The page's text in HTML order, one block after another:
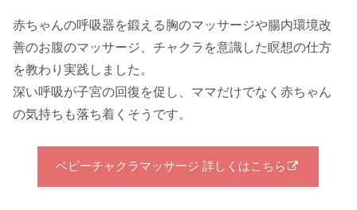
赤ちゃんの呼吸器を鍛える胸のマッサージや腸内環境改
善のお腹のマッサージ、チャクラを意識した瞑想の仕方
を教わり実践しました。
深い呼吸が子宮の回復を促し、ママだけでなく赤ちゃん
の気持ちも落ち着くそうです。
ベビーチャクラマッサージ 詳しくはこちら